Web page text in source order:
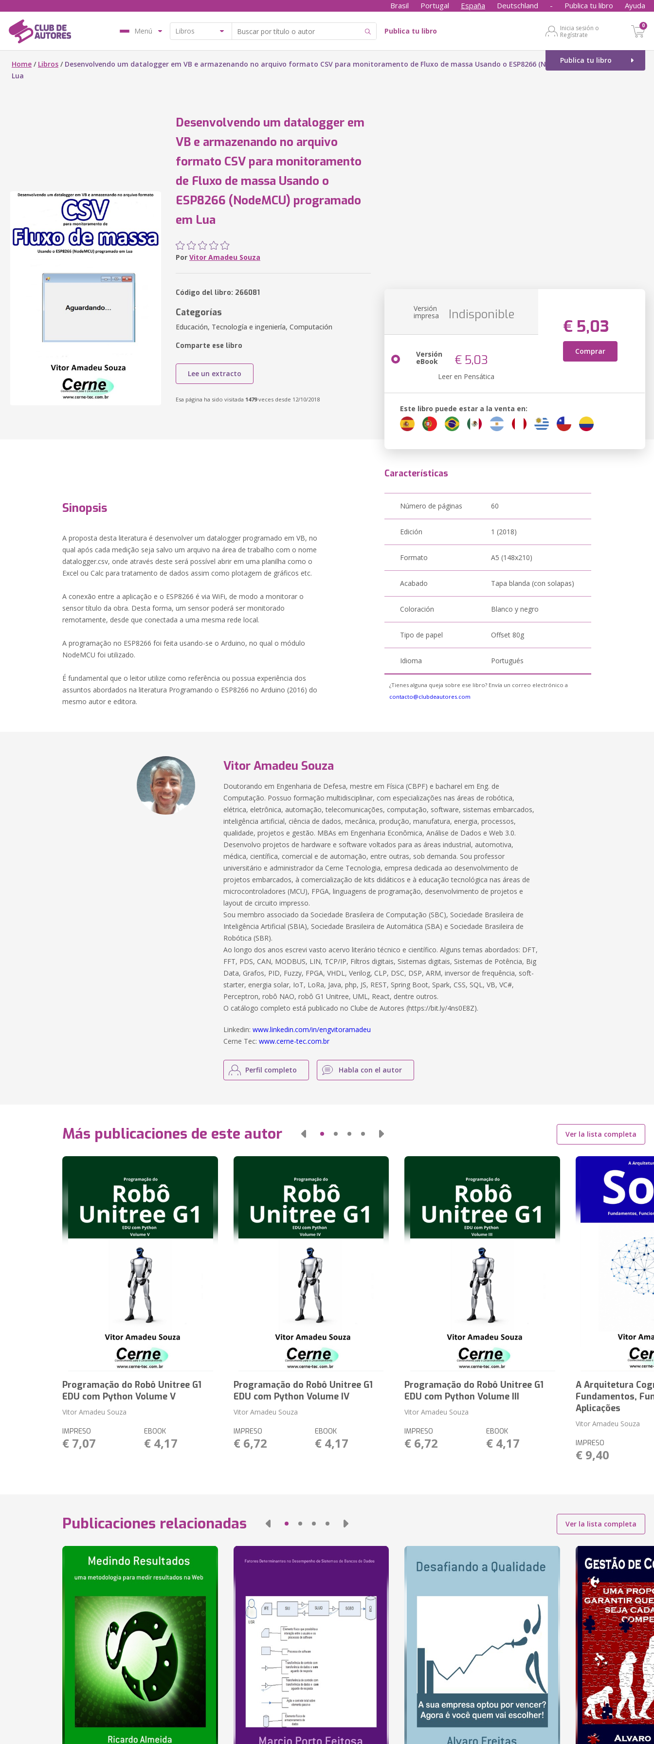
Brasil Portugal España Deutschland - Publica tu libro Ayuda
Menú Publica tu libro
Inicia sesión o
Regístrate
0
Publica tu libro
Home / Libros / Desenvolvendo um datalogger em VB e armazenando no arquivo formato CSV para monitoramento de Fluxo de massa Usando o ESP8266 (NodeMCU) programado em
Lua
Desenvolvendo um datalogger em
VB e armazenando no arquivo
formato CSV para monitoramento
de Fluxo de massa Usando o
ESP8266 (NodeMCU) programado
em Lua
Por Vitor Amadeu Souza
Código del libro: 266081
Categorías
Educación, Tecnología e ingeniería, Computación
Comparte ese libro
Lee un extracto
Esa página ha sido visitada 1479veces desde 12/10/2018
Versión
impresa Indisponible
€ 5,03
Comprar
Versión
eBook € 5,03
Leer en Pensática
Este libro puede estar a la venta en:
Sinopsis
A proposta desta literatura é desenvolver um datalogger programado em VB, no
qual após cada medição seja salvo um arquivo na área de trabalho com o nome
datalogger.csv, onde através deste será possível abrir em uma planilha como o
Excel ou Calc para tratamento de dados assim como plotagem de gráficos etc.
A conexão entre a aplicação e o ESP8266 é via WiFi, de modo a monitorar o
sensor título da obra. Desta forma, um sensor poderá ser monitorado
remotamente, desde que conectada a uma mesma rede local.
A programação no ESP8266 foi feita usando-se o Arduino, no qual o módulo
NodeMCU foi utilizado.
É fundamental que o leitor utilize como referência ou possua experiência dos
assuntos abordados na literatura Programando o ESP8266 no Arduino (2016) do
mesmo autor e editora.
Características
Número de páginas 60
Edición 1 (2018)
Formato A5 (148x210)
Acabado Tapa blanda (con solapas)
Coloración Blanco y negro
Tipo de papel Offset 80g
Idioma Portugués
¿Tienes alguna queja sobre ese libro? Envía un correo electrónico a
contacto@clubdeautores.com
Vitor Amadeu Souza
Doutorando em Engenharia de Defesa, mestre em Física (CBPF) e bacharel em Eng. de
Computação. Possuo formação multidisciplinar, com especializações nas áreas de robótica,
elétrica, eletrônica, automação, telecomunicações, computação, software, sistemas embarcados,
inteligência artificial, ciência de dados, mecânica, produção, manufatura, energia, processos,
qualidade, projetos e gestão. MBAs em Engenharia Econômica, Análise de Dados e Web 3.0.
Desenvolvo projetos de hardware e software voltados para as áreas industrial, automotiva,
médica, científica, comercial e de automação, entre outras, sob demanda. Sou professor
universitário e administrador da Cerne Tecnologia, empresa dedicada ao desenvolvimento de
projetos embarcados, à comercialização de kits didáticos e à educação tecnológica nas áreas de
microcontroladores (MCU), FPGA, linguagens de programação, desenvolvimento de projetos e
layout de circuito impresso.
Sou membro associado da Sociedade Brasileira de Computação (SBC), Sociedade Brasileira de
Inteligência Artificial (SBIA), Sociedade Brasileira de Automática (SBA) e Sociedade Brasileira de
Robótica (SBR).
Ao longo dos anos escrevi vasto acervo literário técnico e científico. Alguns temas abordados: DFT,
FFT, PDS, CAN, MODBUS, LIN, TCP/IP, Filtros digitais, Sistemas digitais, Sistemas de Potência, Big
Data, Grafos, PID, Fuzzy, FPGA, VHDL, Verilog, CLP, DSC, DSP, ARM, inversor de frequência, soft-
starter, energia solar, IoT, LoRa, Java, php, JS, REST, Spring Boot, Spark, CSS, SQL, VB, VC#,
Perceptron, robô NAO, robô G1 Unitree, UML, React, dentre outros.
O catálogo completo está publicado no Clube de Autores (https://bit.ly/4ns0E8Z).
Linkedin:www.linkedin.com/in/engvitoramadeu
Cerne Tec:www.cerne-tec.com.br
Perfil completo Habla con el autor
Más publicaciones de este autor Ver la lista completa
Programação do Robô Unitree G1
EDU com Python Volume V
Vitor Amadeu Souza
IMPRESO
€ 7,07
EBOOK
€ 4,17
Programação do Robô Unitree G1
EDU com Python Volume IV
Vitor Amadeu Souza
IMPRESO
€ 6,72
EBOOK
€ 4,17
Programação do Robô Unitree G1
EDU com Python Volume III
Vitor Amadeu Souza
IMPRESO
€ 6,72
EBOOK
€ 4,17
A Arquitetura
Fundamentos,
Aplicações
Vitor Amadeu Souza
IMPRESO
€ 9,40
Publicaciones relacionadas Ver la lista completa